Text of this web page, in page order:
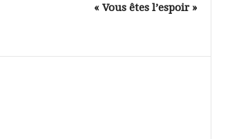
« Vous êtes l’espoir »